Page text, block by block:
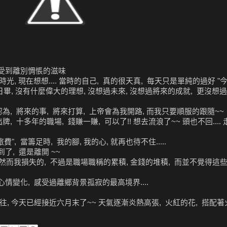
到離別惆悵的滋味
光, 現在想想.... 當時的自己, 真的很天真, 每天只是單純的過好 "
, 沒有什麼偉大的理想, 沒想過未來, 沒想過將來的成就, 更沒想
, 將來的事, 將來打算, 上帝會為我開路, 而我只要順服的跟隨~~
, 十多年的職場, 錢賺一賺, 可以了!! 想去流浪了~~ 頭也不回....
", 當籌足時, 我的腳, 我的心, 就再也待不住.....
了, 還是離開 ~~
而我損失的, 不過是職場職稱的累積, 金錢的堆積, 而並不覺得這
情變化, 感受過離鄉背景孤寂的最高境界....
, 今天已經接近六月末了~~ 天氣逐漸炎熱高張, 火紅的花, 搭配